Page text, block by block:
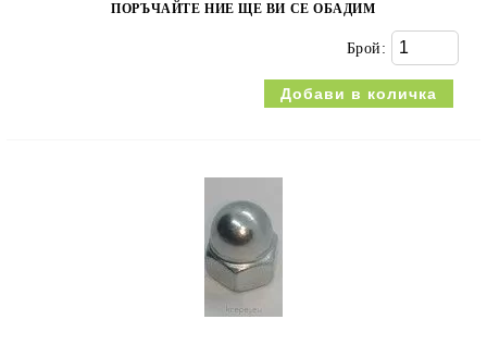
ПОРЪЧАЙТЕ НИЕ ЩЕ ВИ СЕ ОБАДИМ
Брой: